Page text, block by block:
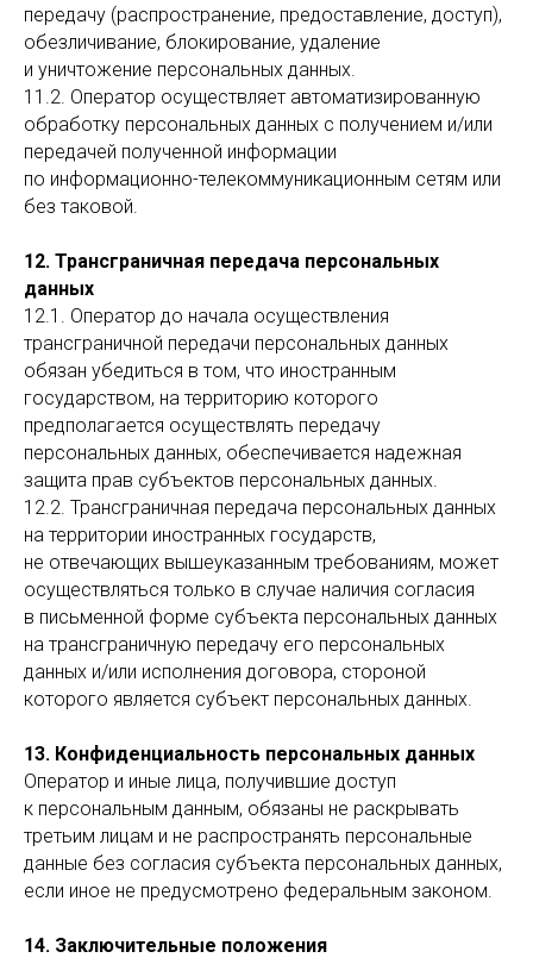
передачу (распространение, предоставление, доступ),
обезличивание, блокирование, удаление
и уничтожение персональных данных.
11.2. Оператор осуществляет автоматизированную
обработку персональных данных с получением и/или
передачей полученной информации
по информационно-телекоммуникационным сетям или
без таковой.
12. Трансграничная передача персональных
данных
12.1. Оператор до начала осуществления
трансграничной передачи персональных данных
обязан убедиться в том, что иностранным
государством, на территорию которого
предполагается осуществлять передачу
персональных данных, обеспечивается надежная
защита прав субъектов персональных данных.
12.2. Трансграничная передача персональных данных
на территории иностранных государств,
не отвечающих вышеуказанным требованиям, может
осуществляться только в случае наличия согласия
в письменной форме субъекта персональных данных
на трансграничную передачу его персональных
данных и/или исполнения договора, стороной
которого является субъект персональных данных.
13. Конфиденциальность персональных данных
Оператор и иные лица, получившие доступ
к персональным данным, обязаны не раскрывать
третьим лицам и не распространять персональные
данные без согласия субъекта персональных данных,
если иное не предусмотрено федеральным законом.
14. Заключительные положения